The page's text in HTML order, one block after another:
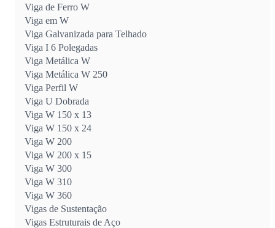
Viga de Ferro W
Viga em W
Viga Galvanizada para Telhado
Viga I 6 Polegadas
Viga Metálica W
Viga Metálica W 250
Viga Perfil W
Viga U Dobrada
Viga W 150 x 13
Viga W 150 x 24
Viga W 200
Viga W 200 x 15
Viga W 300
Viga W 310
Viga W 360
Vigas de Sustentação
Vigas Estruturais de Aço